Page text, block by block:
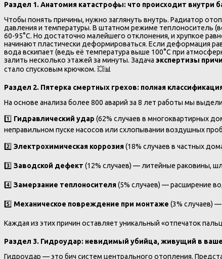
Раздел 1. Анатомия катастрофы: что происходит внутри
Чтобы понять причины, нужно заглянуть внутрь. Радиатор
давления и температуры. В штатном режиме теплоноситель
60-95°C. Но достаточно малейшего отклонения, и хрупкое
начинают пластически деформироваться. Если деформация
вода вскипает (ведь её температура выше 100°C при
залить несколько этажей за минуты. Задача экспертизы
стало спусковым крючком. 💥📊
Раздел 2. Пятерка смертных грехов: полная
На основе анализа более 800 аварий за 8 лет работы мы
1️⃣ Гидравлический удар (62% случаев в многоквартирных
неправильном пуске насосов или схлопывании воздушных
2️⃣ Электрохимическая коррозия(18% случаев в частных
3️⃣ Заводской дефект (12% случаев) — литейные раковины,
4️⃣ Замерзание теплоносителя(5% случаев) — расширение
5️⃣ Механическое повреждение при монтаже (3% случаев)
Каждая из этих причин оставляет уникальный «отпечаток
Раздел 3. Гидроудар: невидимый убийца, живущий в
Гидроудар — это бич систем центрального отопления.